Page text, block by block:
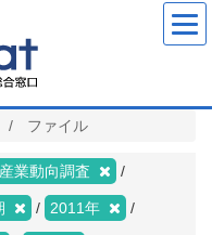
ファイル
業動向調査
2011年